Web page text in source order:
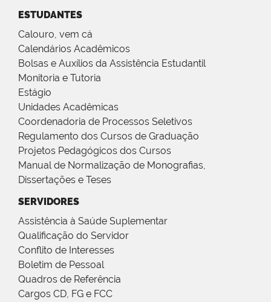
ESTUDANTES
Calouro, vem cá
Calendários Acadêmicos
Bolsas e Auxílios da Assistência Estudantil
Monitoria e Tutoria
Estágio
Unidades Acadêmicas
Coordenadoria de Processos Seletivos
Regulamento dos Cursos de Graduação
Projetos Pedagógicos dos Cursos
Manual de Normalização de Monografias,
Dissertações e Teses
SERVIDORES
Assistência à Saúde Suplementar
Qualificação do Servidor
Conflito de Interesses
Boletim de Pessoal
Quadros de Referência
Cargos CD, FG e FCC